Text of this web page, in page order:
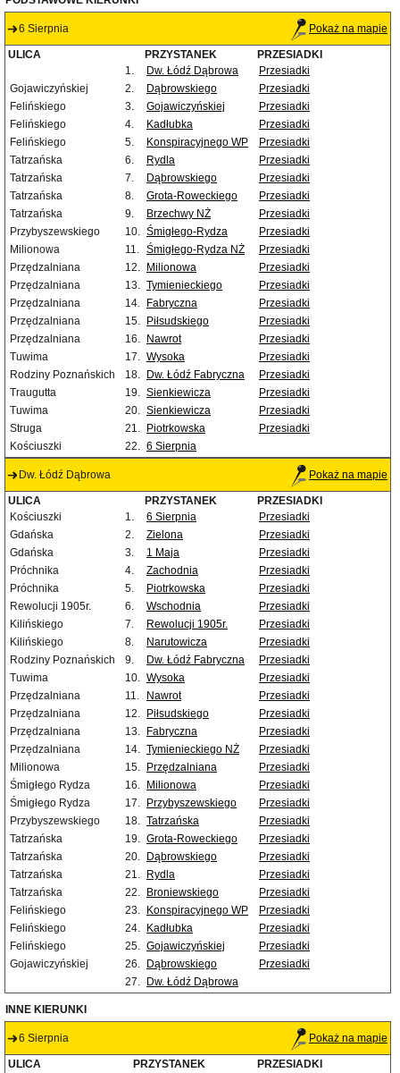
6 Sierpnia Pokaż na mapie
ULICA PRZYSTANEK
PRZESIADKI
1.
Dw. Łódź Dąbrowa
Przesiadki
Gojawiczyńskiej
2. Dąbrowskiego
Przesiadki
Felińskiego
3. Gojawiczyńskiej
Przesiadki
Felińskiego
4. Kadłubka
Przesiadki
Felińskiego
5. Konspiracyjnego WP
Przesiadki
Tatrzańska
6. Rydla
Przesiadki
Tatrzańska
7. Dąbrowskiego
Przesiadki
Tatrzańska
8. Grota-Roweckiego
Przesiadki
Tatrzańska
9. Brzechwy NŻ
Przesiadki
Przybyszewskiego
10. Śmigłego-Rydza
Przesiadki
Milionowa
11. Śmigłego-Rydza NŻ
Przesiadki
Przędzalniana
12. Milionowa
Przesiadki
Przędzalniana
13. Tymienieckiego
Przesiadki
Przędzalniana
14. Fabryczna
Przesiadki
Przędzalniana
15. Piłsudskiego
Przesiadki
Przędzalniana
16. Nawrot
Przesiadki
Tuwima
17. Wysoka
Przesiadki
Rodziny Poznańskich
18. Dw. Łódź Fabryczna
Przesiadki
Traugutta
19. Sienkiewicza
Przesiadki
Tuwima
20. Sienkiewicza
Przesiadki
Struga
21. Piotrkowska
Przesiadki
Kościuszki
22. 6 Sierpnia
Dw. Łódź Dąbrowa Pokaż na mapie
ULICA PRZYSTANEK
PRZESIADKI
Kościuszki
1. 6 Sierpnia
Przesiadki
Gdańska
2. Zielona
Przesiadki
Gdańska
3. 1 Maja
Przesiadki
Próchnika
4. Zachodnia
Przesiadki
Próchnika
5. Piotrkowska
Przesiadki
Rewolucji 1905r.
6. Wschodnia
Przesiadki
Kilińskiego
7. Rewolucji 1905r.
Przesiadki
Kilińskiego
8. Narutowicza
Przesiadki
Rodziny Poznańskich
9. Dw. Łódź Fabryczna
Przesiadki
Tuwima
10. Wysoka
Przesiadki
Przędzalniana
11. Nawrot
Przesiadki
Przędzalniana
12. Piłsudskiego
Przesiadki
Przędzalniana
13. Fabryczna
Przesiadki
Przędzalniana
14. Tymienieckiego NŻ
Przesiadki
Milionowa
15. Przędzalniana
Przesiadki
Śmigłego Rydza
16. Milionowa
Przesiadki
Śmigłego Rydza
17. Przybyszewskiego
Przesiadki
Przybyszewskiego
18. Tatrzańska
Przesiadki
Tatrzańska
19. Grota-Roweckiego
Przesiadki
Tatrzańska
20. Dąbrowskiego
Przesiadki
Tatrzańska
21. Rydla
Przesiadki
Tatrzańska
22. Broniewskiego
Przesiadki
Felińskiego
23. Konspiracyjnego WP
Przesiadki
Felińskiego
24. Kadłubka
Przesiadki
Felińskiego
25. Gojawiczyńskiej
Przesiadki
Gojawiczyńskiej
26. Dąbrowskiego
Przesiadki
27.
Dw. Łódź Dąbrowa
INNE KIERUNKI
6 Sierpnia Pokaż na mapie
ULICA PRZYSTANEK
PRZESIADKI